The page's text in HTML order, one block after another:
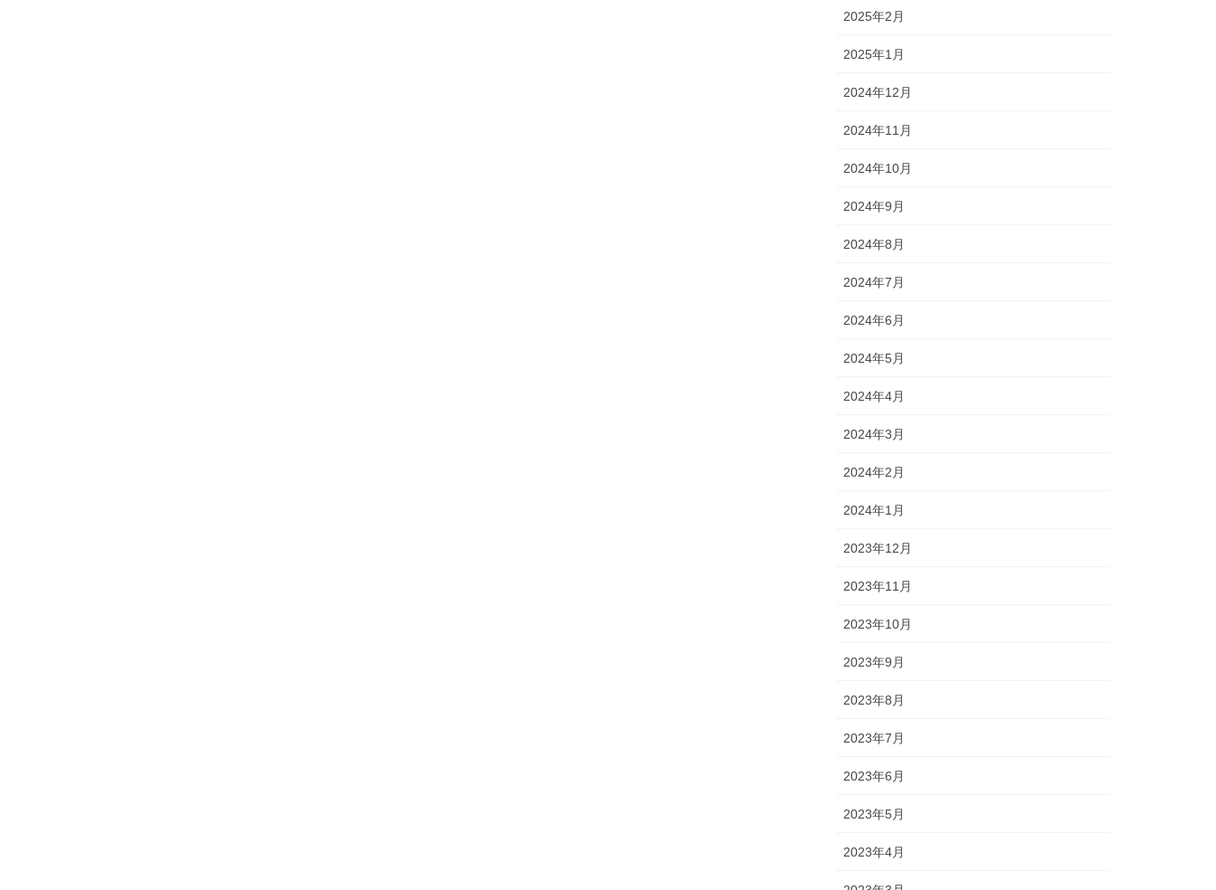
2025年2月
2025年1月
2024年12月
2024年11月
2024年10月
2024年9月
2024年8月
2024年7月
2024年6月
2024年5月
2024年4月
2024年3月
2024年2月
2024年1月
2023年12月
2023年11月
2023年10月
2023年9月
2023年8月
2023年7月
2023年6月
2023年5月
2023年4月